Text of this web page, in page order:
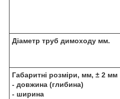
Діаметр труб димоходу мм.
Габаритні розміри, мм, ± 2 мм
- довжина (глибина)
- ширина